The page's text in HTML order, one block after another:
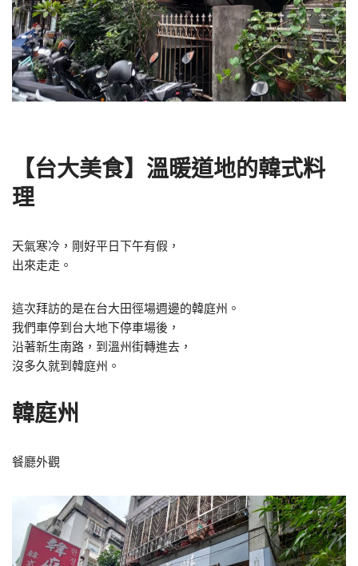
【台大美食】溫暖道地的韓式料
理
天氣寒冷，剛好平日下午有假，
出來走走。
這次拜訪的是在台大田徑場週邊的韓庭州。
我們車停到台大地下停車場後，
沿著新生南路，到溫州街轉進去，
沒多久就到韓庭州。
韓庭州
餐廳外觀